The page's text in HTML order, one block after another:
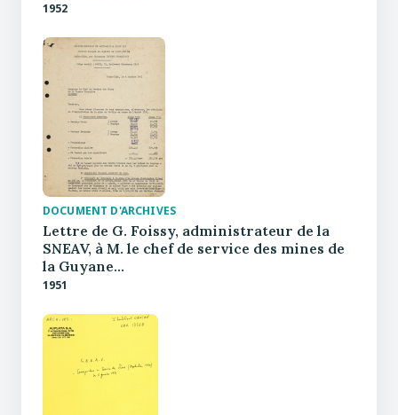
1952
DOCUMENT D'ARCHIVES
Lettre de G. Foissy, administrateur de la
SNEAV, à M. le chef de service des mines de
la Guyane…
1951